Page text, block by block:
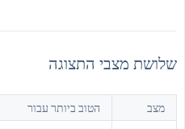
שלושת מצבי התצוגה
מצב הטוב ביותר עבור